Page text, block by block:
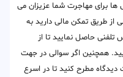
برای مهاجرت شما عزیزان می
از طریق تمکن مالی دارید به
حاصل نمایید تا از
همچنین اگر سوالی در جهت
مطرح کنید تا در اسرع